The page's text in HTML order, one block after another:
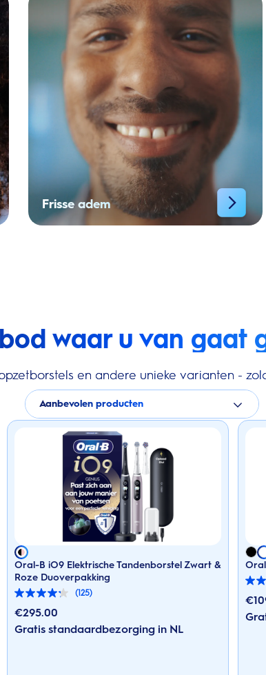
Frisse adem
waar u van gaat
en andere unieke varianten -
Aanbevolen producten
Oral-B iO9 Elektrische Tandenborstel Zwart &
Roze Duoverpakking
(125)
4.2
van
de
5
€295.00
Gratis standaardbezorging in NL
4.0
van
de
5
€